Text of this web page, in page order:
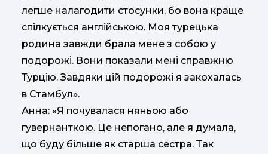
легше налагодити стосунки, бо вона краще
спілкується англійською. Моя турецька
родина завжди брала мене з собою у
подорожі. Вони показали мені справжню
Турцію. Завдяки цій подорожі я закохалась
в Стамбул».
Анна: «Я почувалася няньою або
гувернанткою. Це непогано, але я думала,
що буду більше як старша сестра. Так